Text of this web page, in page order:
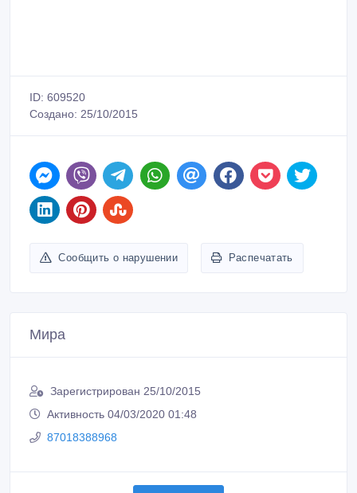
ID: 609520
Создано: 25/10/2015
Сообщить о нарушении Распечатать
Мира
Зарегистрирован 25/10/2015
Активность 04/03/2020 01:48
87018388968